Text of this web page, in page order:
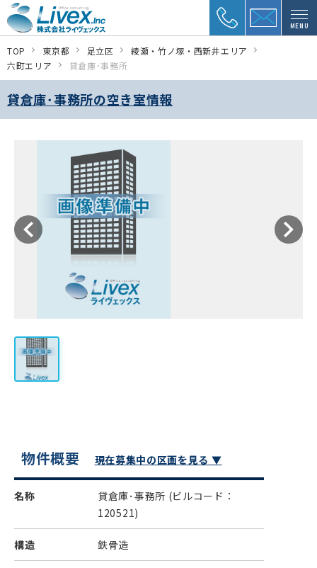
MENU
TOP 東京都 足立区
綾瀬・竹ノ塚・西新井エリア
六町エリア
貸倉庫･事務所
貸倉庫･事務所の空き室情報
物件概要 現在募集中の区画を見る ▼
名称 貸倉庫･事務所 (ビルコード：
120521)
構造 鉄骨造